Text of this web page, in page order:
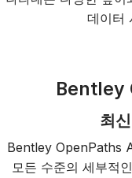
Bentley
최
Bentley OpenPaths
모든 수준의 세부적